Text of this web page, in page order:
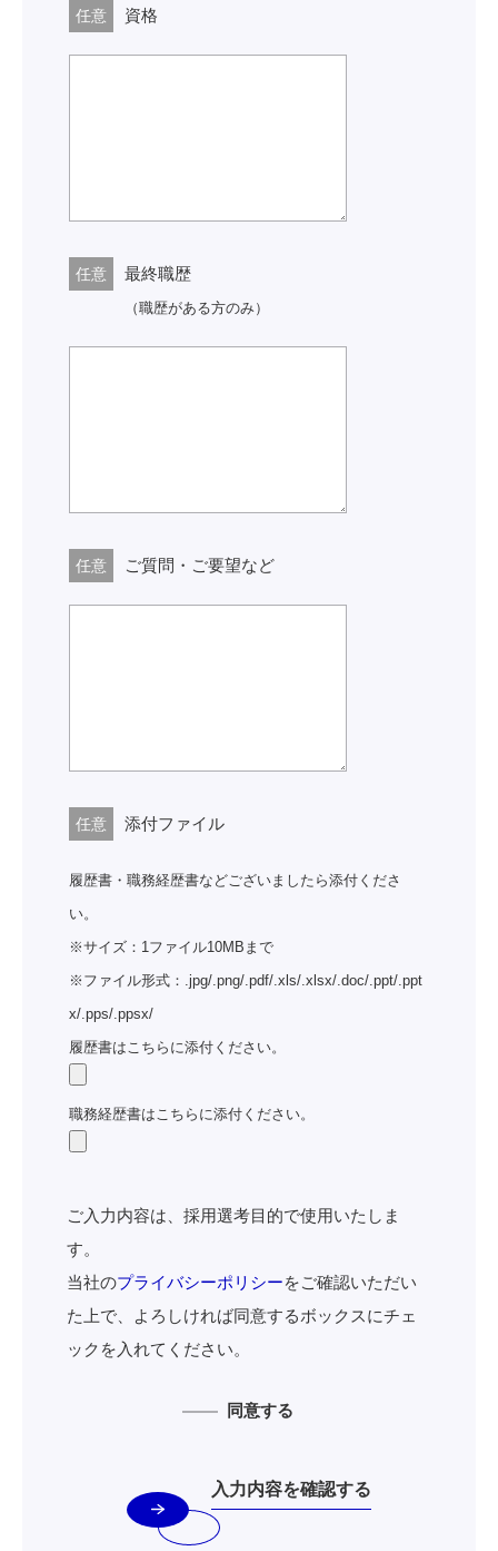
資格
任意
最終職歴
任意
（職歴がある方のみ）
ご質問・ご要望など
任意
添付ファイル
任意
履歴書・職務経歴書などございましたら添付くださ
い。
※サイズ：1ファイル10MBまで
※ファイル形式：.jpg/.png/.pdf/.xls/.xlsx/.doc/.ppt/.ppt
x/.pps/.ppsx/
履歴書はこちらに添付ください。
職務経歴書はこちらに添付ください。
ご入力内容は、採用選考目的で使用いたしま
す。
当社のプライバシーポリシーをご確認いただい
た上で、よろしければ同意するボックスにチェ
ックを入れてください。
同意する